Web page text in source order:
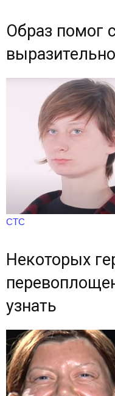
Образ помог
СТС
Некоторых
узнать